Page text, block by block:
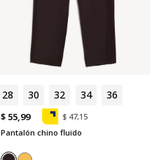
28 30 32 34 36
$ 55,99
$ 47,15
Pantalón chino fluido